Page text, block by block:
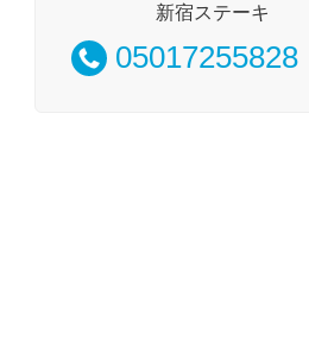
新宿ステーキ
05017255828